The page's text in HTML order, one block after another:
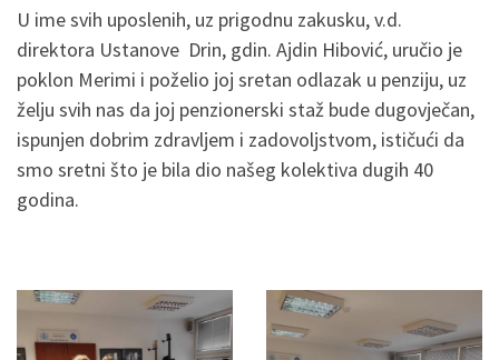
U ime svih uposlenih, uz prigodnu zakusku, v.d.
direktora Ustanove Drin, gdin. Ajdin Hibović, uručio je
poklon Merimi i poželio joj sretan odlazak u penziju, uz
želju svih nas da joj penzionerski staž bude dugovječan,
ispunjen dobrim zdravljem i zadovoljstvom, ističući da
smo sretni što je bila dio našeg kolektiva dugih 40
godina.